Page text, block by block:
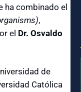
ha combinado el
,
el Dr. Osvaldo
de
Católica